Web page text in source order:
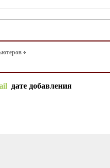
дате добавления